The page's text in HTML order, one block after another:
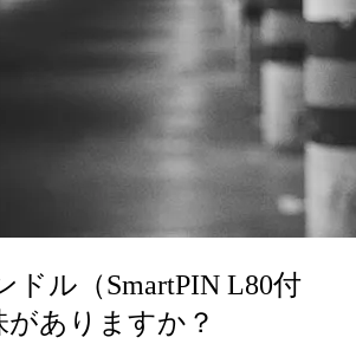
ドル（SmartPIN L80付
がありますか？